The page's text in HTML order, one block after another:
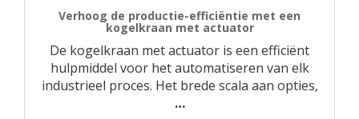
Verhoog de productie-efficiëntie met een
kogelkraan met actuator
De kogelkraan met actuator is een efficiënt
hulpmiddel voor het automatiseren van elk
industrieel proces. Het brede scala aan opties,
…